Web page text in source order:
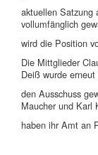
aktuellen Satzung
vollumfänglich
wird die Position
Die Mittglieder
Deiß wurde erneut
den Ausschuss
Maucher und Karl
haben ihr Amt an